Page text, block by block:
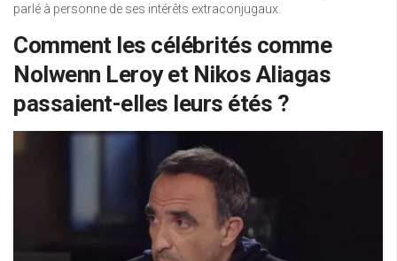
parlé à personne de ses intérêts extraconjugaux.
Comment les célébrités comme
Nolwenn Leroy et Nikos Aliagas
passaient-elles leurs étés ?